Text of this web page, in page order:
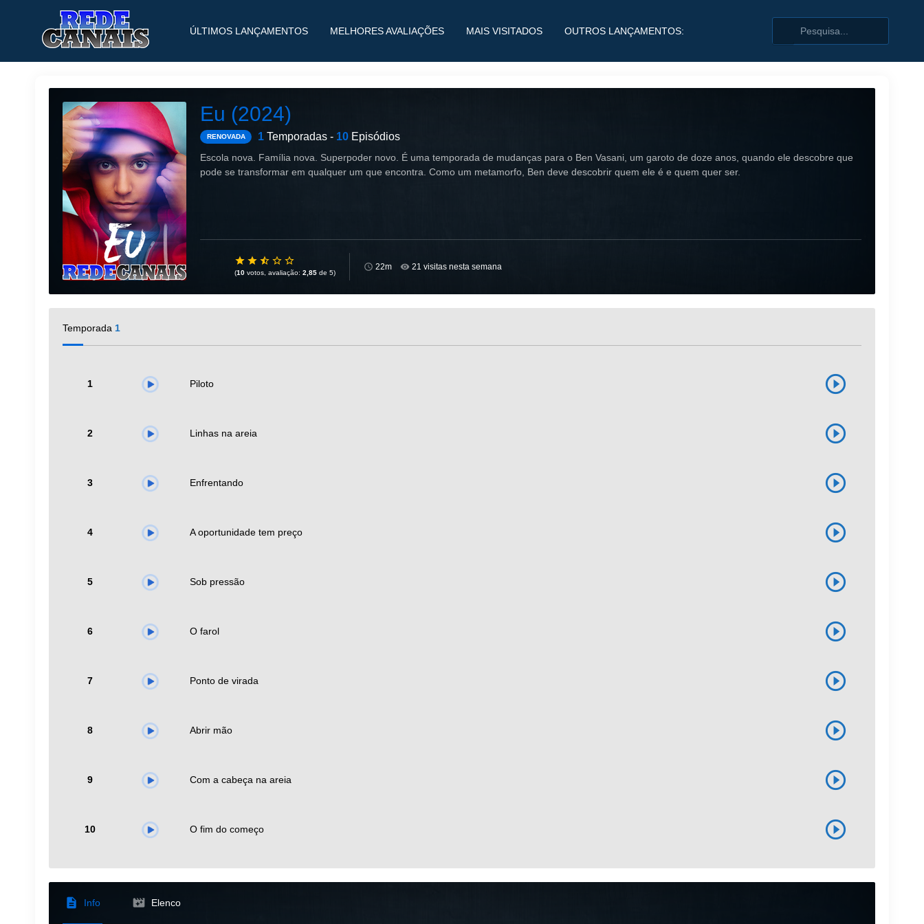
ÚLTIMOS LANÇAMENTOS MELHORES AVALIAÇÕES MAIS VISITADOS OUTROS LANÇAMENTOS:
Eu (2024)
RENOVADA 1Temporadas - 10Episódios
Escola nova. Família nova. Superpoder novo. É uma temporada de mudanças para o Ben Vasani, um garoto de doze anos, quando ele descobre que
pode se transformar em qualquer um que encontra. Como um metamorfo, Ben deve descobrir quem ele é e quem quer ser.
(10 votos, avaliação: 2,85 de 5)
22m 21 visitas nesta semana
Temporada 1
1 Piloto
2 Linhas na areia
3 Enfrentando
4 A oportunidade tem preço
5 Sob pressão
6 O farol
7 Ponto de virada
8 Abrir mão
9 Com a cabeça na areia
10 O fim do começo
Info Elenco